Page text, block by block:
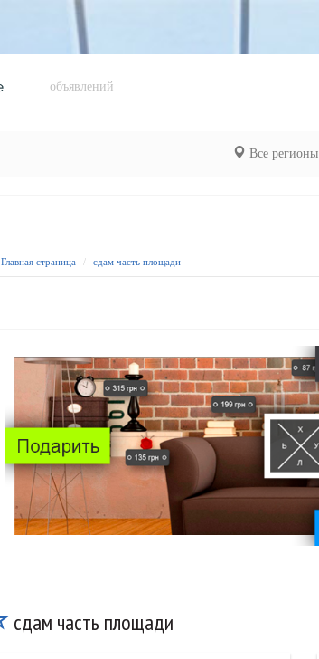
объявлений
Все регионы
Главная страница сдам часть площади
сдам часть площади